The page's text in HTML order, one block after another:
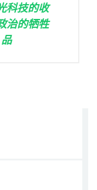
科技的收
治的牺牲
品